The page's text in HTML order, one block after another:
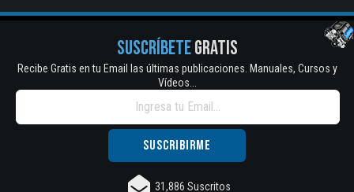
SUSCRÍBETEGRATIS
Recibe Gratis en tu Email las últimas publicaciones. Manuales, Cursos y
Vídeos...
31,886 Suscritos